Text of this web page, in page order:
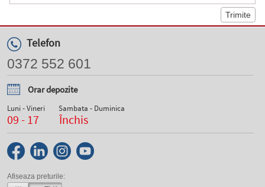
Telefon
0372 552 601
Orar depozite
Luni - Vineri
09 - 17
Sambata - Duminica
Închis
Afiseaza preturile: